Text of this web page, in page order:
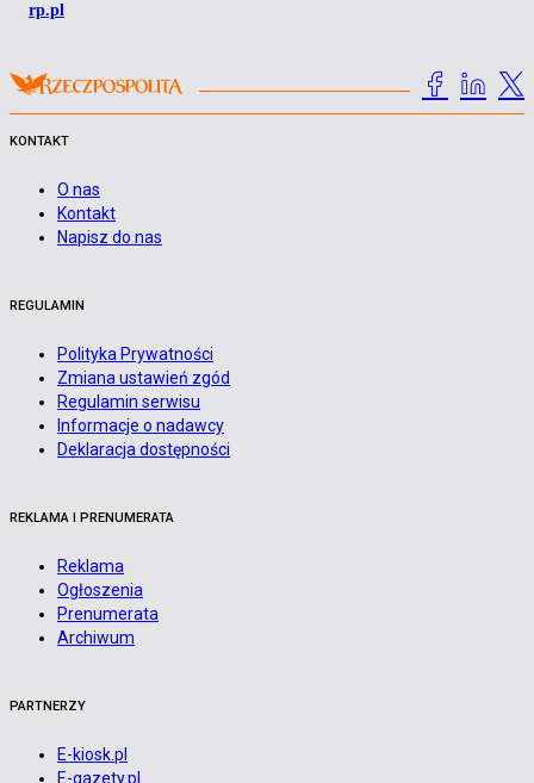
rp.pl
KONTAKT
O nas
Kontakt
Napisz do nas
REGULAMIN
Polityka Prywatności
Zmiana ustawień zgód
Regulamin serwisu
Informacje o nadawcy
Deklaracja dostępności
REKLAMA I PRENUMERATA
Reklama
Ogłoszenia
Prenumerata
Archiwum
PARTNERZY
E-kiosk.pl
E-gazety.pl